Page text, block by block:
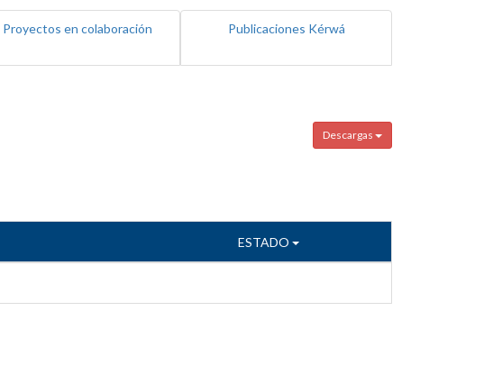
Proyectos en colaboración Publicaciones Kérwá
Descargas
ESTADO